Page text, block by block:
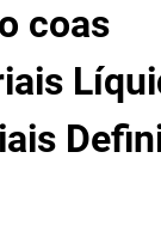
coas